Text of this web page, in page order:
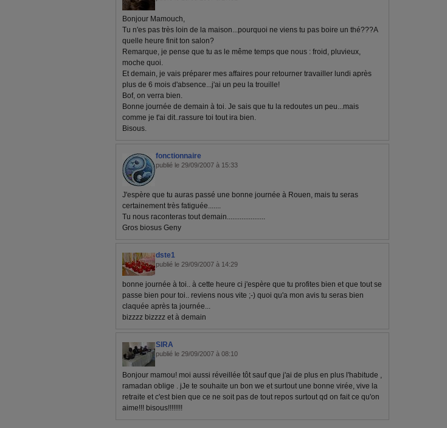
Bonjour Mamouch,
Tu n'es pas très loin de la maison...pourquoi ne viens tu pas boire un thé???A
quelle heure finit ton salon?
Remarque, je pense que tu as le même temps que nous : froid, pluvieux,
moche quoi.
Et demain, je vais préparer mes affaires pour retourner travailler lundi après
plus de 6 mois d'absence...j'ai un peu la trouille!
Bof, on verra bien.
Bonne journée de demain à toi. Je sais que tu la redoutes un peu...mais
comme je t'ai dit..rassure toi tout ira bien.
Bisous.
fonctionnaire
publié le 29/09/2007 à 15:33
J'espère que tu auras passé une bonne journée à Rouen, mais tu seras
certainement très fatiguée.......
Tu nous raconteras tout demain.....................
Gros biosus Geny
dste1
publié le 29/09/2007 à 14:29
bonne journée à toi.. à cette heure ci j'espère que tu profites bien et que tout se
passe bien pour toi.. reviens nous vite ;-) quoi qu'a mon avis tu seras bien
claquée après ta journée...
bizzzz bizzzz et à demain
SIRA
publié le 29/09/2007 à 08:10
Bonjour mamou! moi aussi réveillée tôt sauf que j'ai de plus en plus l'habitude ,
ramadan oblige . jJe te souhaite un bon we et surtout une bonne virée, vive la
retraite et c'est bien que ce ne soit pas de tout repos surtout qd on fait ce qu'on
aime!!! bisous!!!!!!!!